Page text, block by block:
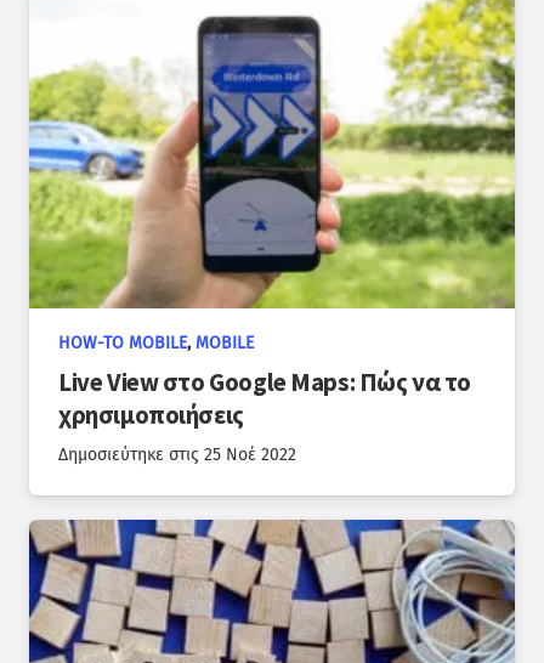
HOW-TO MOBILE, MOBILE
Live View στο Google Maps: Πώς να το
χρησιμοποιήσεις
Δημοσιεύτηκε στις 25 Νοέ 2022